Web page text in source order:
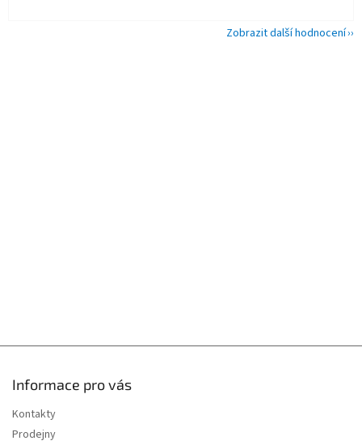
Zobrazit další hodnocení
Informace pro vás
Kontakty
Prodejny